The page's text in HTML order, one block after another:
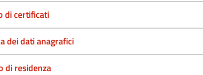
di certificati
dei dati anagrafici
di residenza